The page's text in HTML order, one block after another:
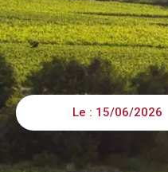
Le : 15/06/2026